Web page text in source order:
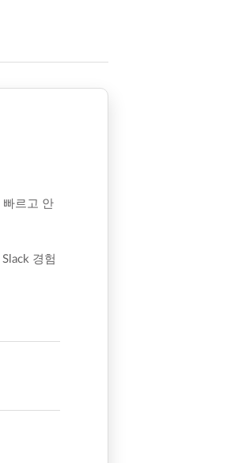
빠르고 안
경험